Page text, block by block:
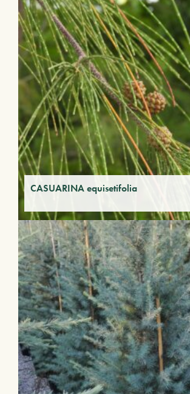
CASUARINA equisetifolia